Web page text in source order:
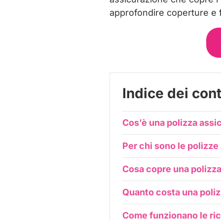
approfondire coperture e
Indice dei
Cos’è una polizza
Per chi sono le
Cosa copre una
Quanto costa una
Come funzionano le